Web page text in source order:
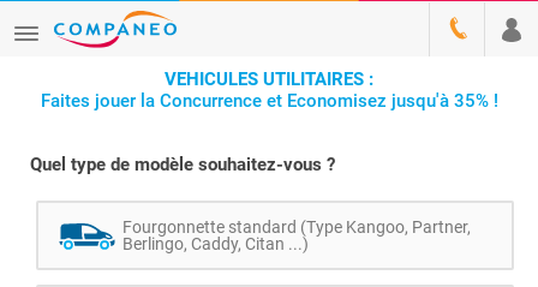
VEHICULES UTILITAIRES :
Faites jouer la Concurrence et Economisez jusqu'à 35% !
Quel type de modèle souhaitez-vous ?
Fourgonnette standard (Type Kangoo, Partner,
Berlingo, Caddy, Citan ...)